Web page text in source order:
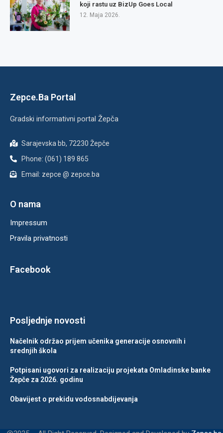
koji rastu uz BizUp Goes Local
12. Maja 2026.
Zepce.Ba Portal
Gradski informativni portal Žepča
Sarajevska bb, 72230 Žepče
Phone: (061) 189 865
Email: zepce @ zepce.ba
O nama
Impressum
Pravila privatnosti
Facebook
Posljednje novosti
Načelnik održao prijem učenika generacije osnovnih i
srednjih škola
Potpisani ugovori za realizaciju projekata Omladinske banke
Žepče za 2026. godinu
Obavijest o prekidu vodosnabdijevanja